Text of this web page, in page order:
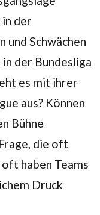
in der
und Schwächen
der Bundesliga
es mit ihrer
aus? Können
Bühne
die oft
haben Teams
Druck